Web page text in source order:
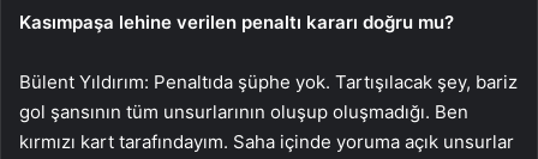
Kasımpaşa lehine verilen penaltı kararı doğru mu?
Bülent Yıldırım: Penaltıda şüphe yok. Tartışılacak şey, bariz
gol şansının tüm unsurlarının oluşup oluşmadığı. Ben
kırmızı kart tarafındayım. Saha içinde yoruma açık unsurlar